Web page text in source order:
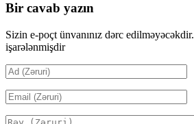
Bir cavab yazın
Sizin e-poçt ünvanınız dərc edilməyəcəkdir.
işarələnmişdir